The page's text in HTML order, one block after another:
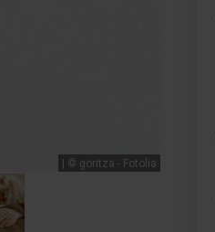
| © goritza - Fotolia